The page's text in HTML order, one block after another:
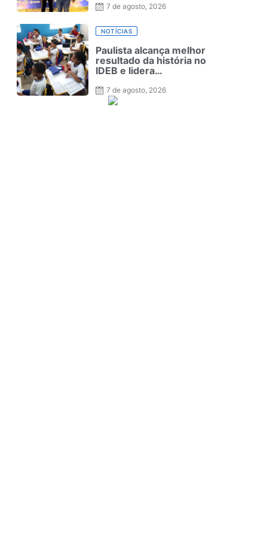
do esporte em
7 de agosto, 2026
NOTÍCIAS
Paulista alcança melhor
resultado da história no
IDEB e lidera
Metropolitana
7 de agosto, 2026